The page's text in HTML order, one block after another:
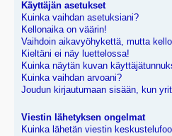
Käyttäjän asetukset
Kuinka vaihdan asetuksiani?
Kellonaika on väärin!
Vaihdoin aikavyöhykettä, mutta
Kieltäni ei näy luettelossa!
Kuinka näytän kuvan
Kuinka vaihdan arvoani?
Joudun kirjautumaan sisään, kun
Viestin lähetyksen ongelmat
Kuinka lähetän viestin